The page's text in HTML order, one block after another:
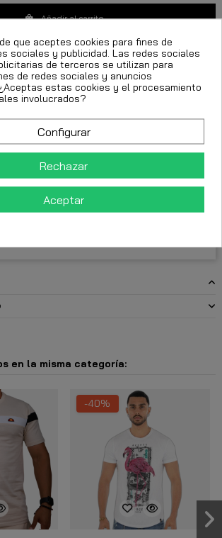
Añadir al carrito
gianni kavanagh lotus
DE ENTREGA:
24/48h -Martes 11 Agosto, 2026
en la misma categoría:
-40%
que aceptes cookies para fines de
sociales y publicidad. Las redes sociales
de terceros se utilizan para
de redes sociales y anuncios
estas cookies y el procesamiento
involucrados?
Configurar
Rechazar
Aceptar